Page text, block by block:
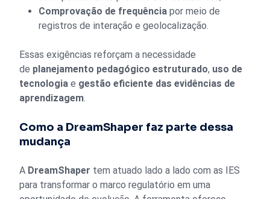
Comprovação de frequência por meio de
registros de interação e geolocalização.
Essas exigências reforçam a necessidade
de planejamento pedagógico estruturado, uso de
tecnologia e gestão eficiente das evidências de
aprendizagem.
Como a DreamShaper faz parte dessa
mudança
A DreamShaper tem atuado lado a lado com as IES
para transformar o marco regulatório em uma